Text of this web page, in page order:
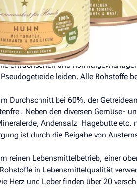
die Futterrezeptur. Wir versenden
erwachsenen und
leiden. Alle Rohstoffe
Durchschnitt bei 60%, der
Neben den diversen Gemüse-
Andensalz, Hagebutte
ist durch die Beigabe von
reinen Lebensmittelbetrieb, einer
in Lebensmittelqualität
Herz und Leber finden über 20